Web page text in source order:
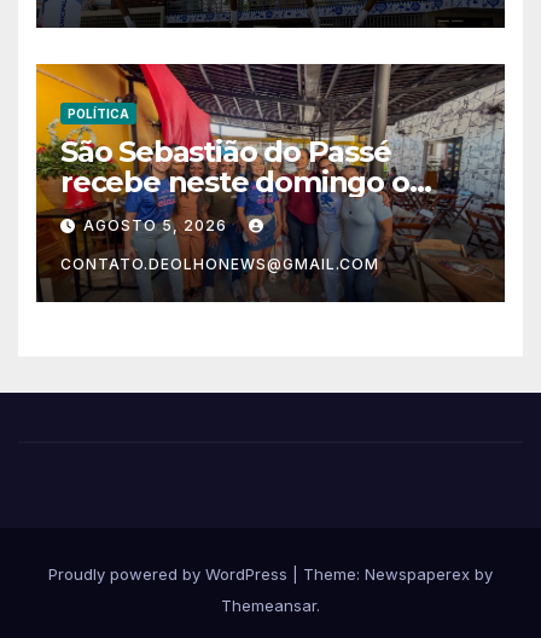
POLÍTICA
São Sebastião do Passé
recebe neste domingo o
Correr Por Elas
AGOSTO 5, 2026
CONTATO.DEOLHONEWS@GMAIL.COM
Proudly powered by WordPress
Theme: Newspaperex by
Themeansar.